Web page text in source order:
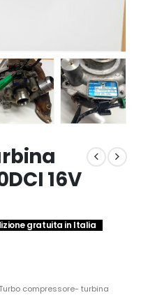
16V
gratuita in Italia
compressore- turbina